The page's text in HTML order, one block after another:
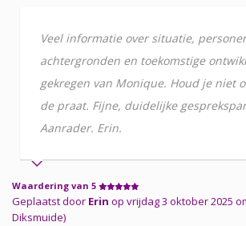
Veel informatie over situatie,
achtergronden en toekomstige
gekregen van Monique. Houd je niet
de praat. Fijne, duidelijke
Aanrader. Erin.
Waardering van 5
Geplaatst door Erin op vrijdag 3 oktober 2025
Diksmuide)